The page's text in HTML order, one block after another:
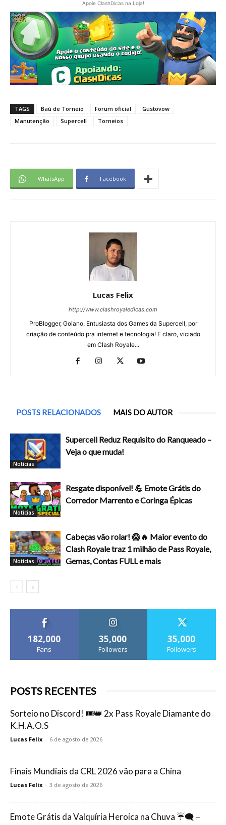
Apoie ClashDicas na Loja!
TAGS Baú de Torneio Forum oficial
Gustovow
Manutenção
Supercell Torneios
WhatsApp Facebook
Lucas Felix
http://www.clashroyaledicas.com
ProBlogger, Goiano, Entusiasta dos Games da Supercell, por
criação de conteúdo pra internet e tecnologia! E claro, viciado
em Clash Royale...
POSTS RELACIONADOS MAIS DO AUTOR
Notícias
Supercell Reduz Requisito do Ranqueado –
Veja o que muda!
Notícias
Resgate disponível! 💪 Emote Grátis do
Corredor Marrento e Coringa Épicas
Notícias
Cabeças vão rolar! 😱🔥 Maior evento do
Clash Royale traz 1 milhão de Pass Royale,
Gemas, Contas FULL e mais
182,000
Fans
35,000
Followers
35,000
Followers
POSTS RECENTES
Sorteio no Discord! 🎟️👑 2x Pass Royale Diamante do
K.H.A.O.S
Lucas Felix - 6 de agosto de 2026
Finais Mundiais da CRL 2026 vão para a China
Lucas Felix - 3 de agosto de 2026
Emote Grátis da Valquíria Heroica na Chuva ☔🗨️ –